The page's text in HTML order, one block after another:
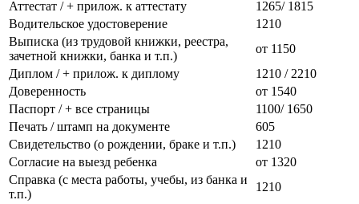
Аттестат / + прилож. к аттестату
1265/ 1815
Водительское удостоверение
1210
Выписка (из трудовой книжки, реестра,
зачетной книжки, банка и т.п.)
от 1150
Диплом / + прилож. к диплому
1210 / 2210
Доверенность
от 1540
Паспорт / + все страницы
1100/ 1650
Печать / штамп на документе
605
Свидетельство (о рождении, браке и т.п.)
1210
Согласие на выезд ребенка
от 1320
Справка (с места работы, учебы, из банка и
т.п.)
1210